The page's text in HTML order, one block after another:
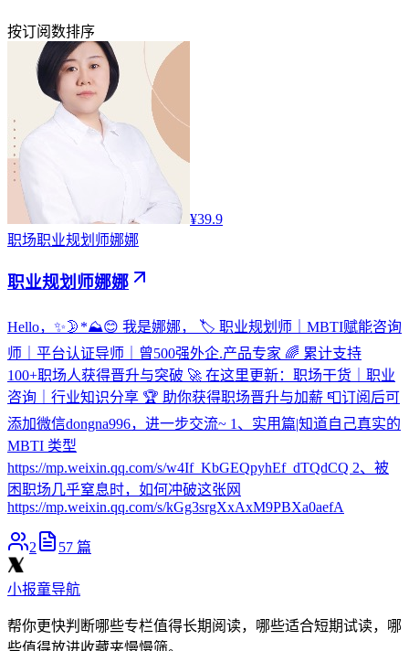
按订阅数排序
¥39.9
职场职业规划师娜娜
职业规划师娜娜
Hello，✨🌛*⛰️😊 我是娜娜， 🏷️ 职业规划师｜MBTI赋能咨询
师｜平台认证导师｜曾500强外企.产品专家 🌈 累计支持
100+职场人获得晋升与突破 🚀 在这里更新：职场干货｜职业
咨询｜行业知识分享 🏆 助你获得职场晋升与加薪 📮订阅后可
添加微信dongna996，进一步交流~ 1、实用篇|知道自己真实的
MBTI 类型
https://mp.weixin.qq.com/s/w4If_KbGEQpyhEf_dTQdCQ 2、被
困职场几乎窒息时，如何冲破这张网
https://mp.weixin.qq.com/s/kGg3srgXxAxM9PBXa0aefA
2 57 篇
小报童导航
帮你更快判断哪些专栏值得长期阅读，哪些适合短期试读，哪